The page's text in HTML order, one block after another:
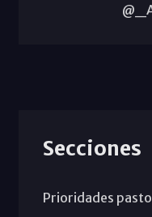
Secciones
Prioridades